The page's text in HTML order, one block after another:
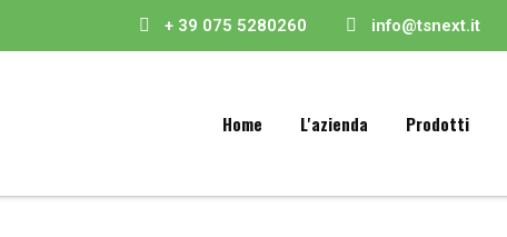
+ 39 075 5280260 info@tsnext.it
Home L'azienda Prodotti